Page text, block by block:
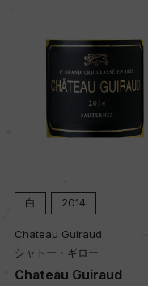
アイスヴァイン
白
白 2014
Chateau Guiraud
シャトー・ギロー
Chateau Guiraud